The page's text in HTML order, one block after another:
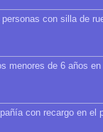
con silla de
menores de 6 años
con recargo en el